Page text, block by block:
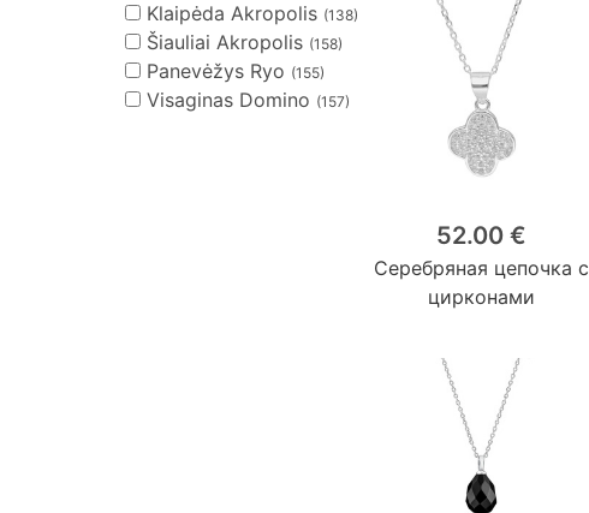
Klaipėda Akropolis (138)
Šiauliai Akropolis (158)
Panevėžys Ryo (155)
Visaginas Domino (157)
52.00 €
Серебряная цепочка с
цирконами